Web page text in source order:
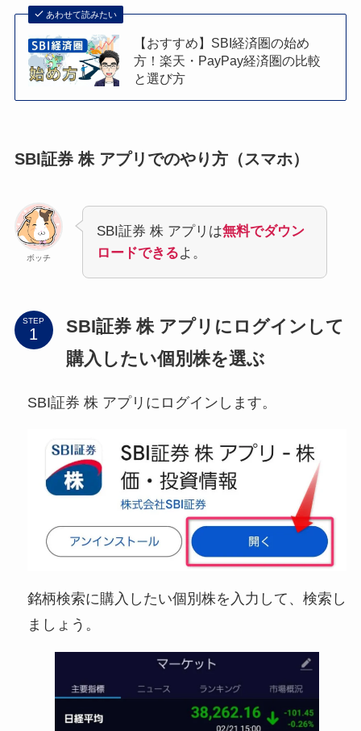
あわせて読みたい
【おすすめ】SBI経済圏の始め
方！楽天・PayPay経済圏の比較
と選び方
SBI証券 株 アプリでのやり方（スマホ）
ボッチ
SBI証券 株 アプリは無料でダウン
ロードできるよ。
STEP
SBI証券 株 アプリにログインして
購入したい個別株を選ぶ
SBI証券 株 アプリにログインします。
銘柄検索に購入したい個別株を入力して、検索し
ましょう。